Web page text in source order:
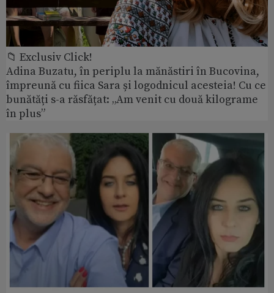
📁 Exclusiv Click!
Adina Buzatu, în periplu la mănăstiri în Bucovina,
împreună cu fiica Sara și logodnicul acesteia! Cu ce
bunătăți s-a răsfățat: „Am venit cu două kilograme
în plus”